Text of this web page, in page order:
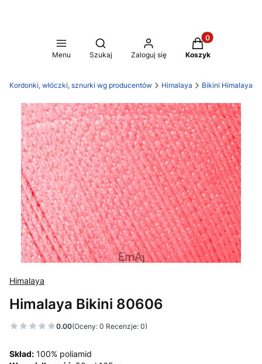
Menu
Otwórz wyszukiwarkę
Szukaj Zaloguj się
Produkty w
Koszyk
Kordonki, włóczki, sznurki wg producentów Himalaya Bikini Himalaya
Himalaya
Himalaya Bikini 80606
0.00(Oceny: 0 Recenzje: 0)
Skład: 100% poliamid